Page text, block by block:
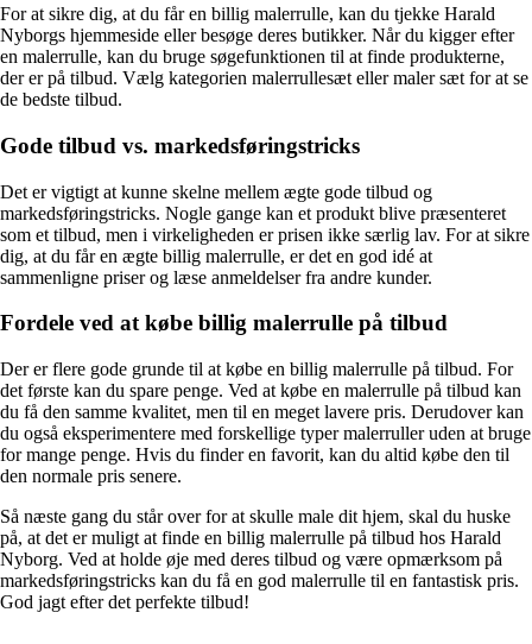
For at sikre dig, at du får en billig malerrulle, kan du tjekke Harald
Nyborgs hjemmeside eller besøge deres butikker. Når du kigger efter
en malerrulle, kan du bruge søgefunktionen til at finde produkterne,
der er på tilbud. Vælg kategorien malerrullesæt eller maler sæt for at se
de bedste tilbud.
Gode tilbud vs. markedsføringstricks
Det er vigtigt at kunne skelne mellem ægte gode tilbud og
markedsføringstricks. Nogle gange kan et produkt blive præsenteret
som et tilbud, men i virkeligheden er prisen ikke særlig lav. For at sikre
dig, at du får en ægte billig malerrulle, er det en god idé at
sammenligne priser og læse anmeldelser fra andre kunder.
Fordele ved at købe billig malerrulle på tilbud
Der er flere gode grunde til at købe en billig malerrulle på tilbud. For
det første kan du spare penge. Ved at købe en malerrulle på tilbud kan
du få den samme kvalitet, men til en meget lavere pris. Derudover kan
du også eksperimentere med forskellige typer malerruller uden at bruge
for mange penge. Hvis du finder en favorit, kan du altid købe den til
den normale pris senere.
Så næste gang du står over for at skulle male dit hjem, skal du huske
på, at det er muligt at finde en billig malerrulle på tilbud hos Harald
Nyborg. Ved at holde øje med deres tilbud og være opmærksom på
markedsføringstricks kan du få en god malerrulle til en fantastisk pris.
God jagt efter det perfekte tilbud!